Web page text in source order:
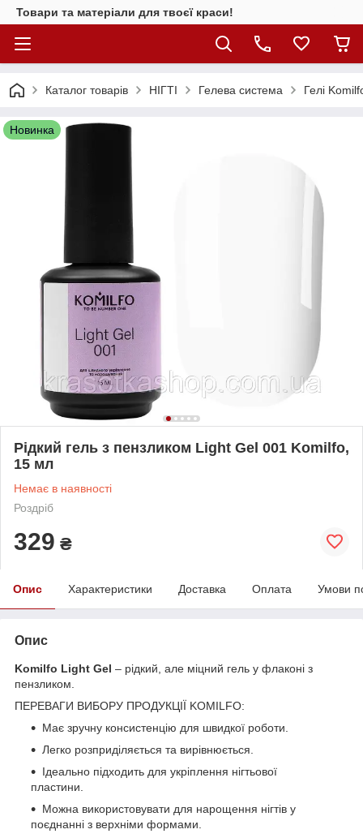
Товари та матеріали для твоєї краси!
Каталог товарiв НІГТІ Гелева система Гелі
Новинка
Рідкий гель з пензликом Light Gel 001 Komilfo,
15 мл
Немає в наявності
Роздріб
329 ₴
Опис Характеристики Доставка Оплата Умови
Опис
Komilfo Light Gel – рідкий, але міцний гель у флаконі з
пензликом.
ПЕРЕВАГИ ВИБОРУ ПРОДУКЦІЇ KOMILFO:
Має зручну консистенцію для швидкої роботи.
Легко розприділяється та вирівнюється.
Ідеально підходить для укріплення нігтьової
пластини.
Можна використовувати для нарощення нігтів у
поєднанні з верхніми формами.